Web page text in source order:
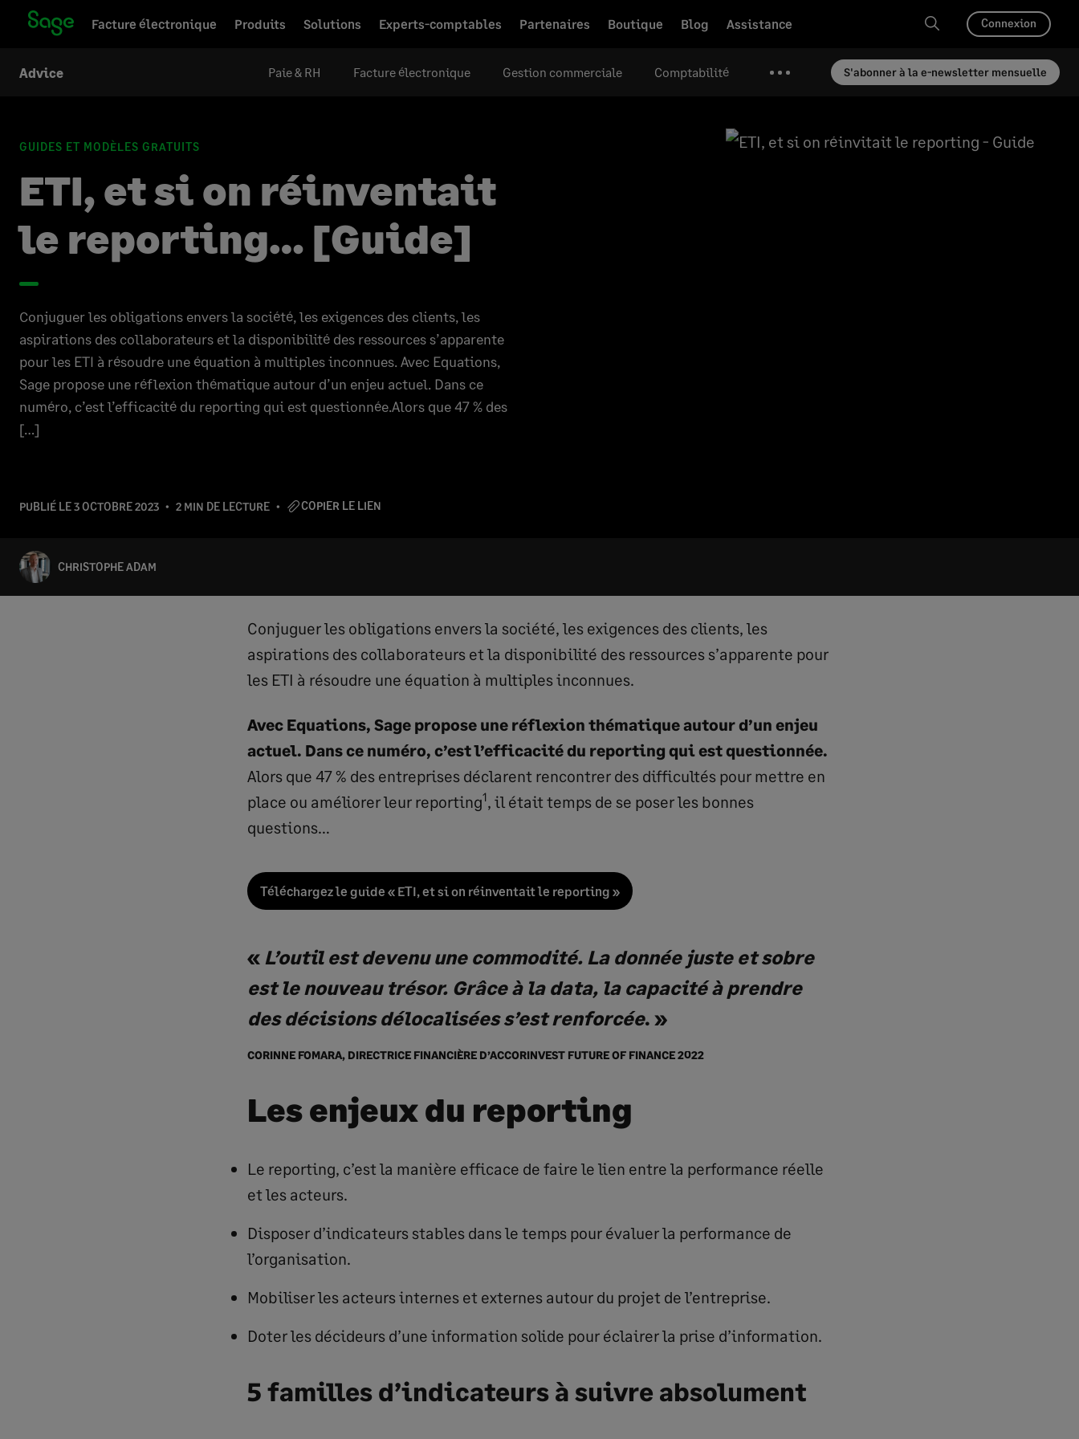
Facture électronique
Produits Solutions Experts-comptables Partenaires Boutique Blog Assistance Connexion
Advice Paie & RH Facture électronique Gestion commerciale Comptabilité S'abonner à la e-newsletter mensuelle
GUIDES ET MODÈLES GRATUITS
ETI, et si on réinventait
le reporting… [Guide]
Conjuguer les obligations envers la société, les exigences des clients, les
aspirations des collaborateurs et la disponibilité des ressources s’apparente
pour les ETI à résoudre une équation à multiples inconnues. Avec Equations,
Sage propose une réflexion thématique autour d’un enjeu actuel. Dans ce
numéro, c’est l’efficacité du reporting qui est questionnée.Alors que 47 % des
[…]
PUBLIÉ LE3 OCTOBRE 2023 2 MIN DE LECTURE COPIER LE LIEN
CHRISTOPHE ADAM
Conjuguer les obligations envers la société, les exigences des clients, les
aspirations des collaborateurs et la disponibilité des ressources s’apparente pour
les ETI à résoudre une équation à multiples inconnues.
Avec Equations, Sage propose une réflexion thématique autour d’un enjeu
actuel. Dans ce numéro, c’est l’efficacité du reporting qui est questionnée.
Alors que 47 % des entreprises déclarent rencontrer des difficultés pour mettre en
place ou améliorer leur reporting1, il était temps de se poser les bonnes
questions…
Téléchargez le guide « ETI, et si on réinventait le reporting »
« L’outil est devenu une commodité. La donnée juste et sobre
est le nouveau trésor. Grâce à la data, la capacité à prendre
des décisions délocalisées s’est renforcée. »
CORINNE FOMARA, DIRECTRICE FINANCIÈRE D’ACCORINVEST FUTURE OF FINANCE 2022
Les enjeux du reporting
Le reporting, c’est la manière efficace de faire le lien entre la performance réelle
et les acteurs.
Disposer d’indicateurs stables dans le temps pour évaluer la performance de
l’organisation.
Mobiliser les acteurs internes et externes autour du projet de l’entreprise.
Doter les décideurs d’une information solide pour éclairer la prise d’information.
5 familles d’indicateurs à suivre absolument